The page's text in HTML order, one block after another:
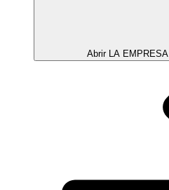
Abrir LA EMPRESA